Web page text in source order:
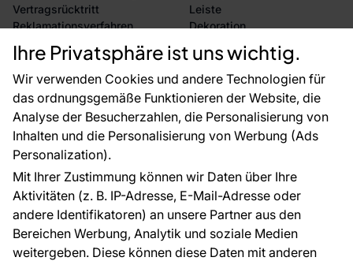
Ihre Privatsphäre ist uns wichtig.
Wir verwenden Cookies und andere Technologien für
das ordnungsgemäße Funktionieren der Website, die
Analyse der Besucherzahlen, die Personalisierung von
Inhalten und die Personalisierung von Werbung (Ads
Personalization).
Mit Ihrer Zustimmung können wir Daten über Ihre
Aktivitäten (z. B. IP-Adresse, E-Mail-Adresse oder
andere Identifikatoren) an unsere Partner aus den
Bereichen Werbung, Analytik und soziale Medien
weitergeben. Diese können diese Daten mit anderen
Vertragsrücktritt
Reklamationsverfahren
Rücksendung von Waren
CE-Zertifizierung
Großhandel
Raumvisualisierung
Leiste
Dekoration
Selbstklebende Folien
Zubehör
Tapetenmuster
FÜR SIE
Blog
EU-Projekte
Ratschläge und Tipps
FAQ
ÜBER DAS UNTERNEHMEN